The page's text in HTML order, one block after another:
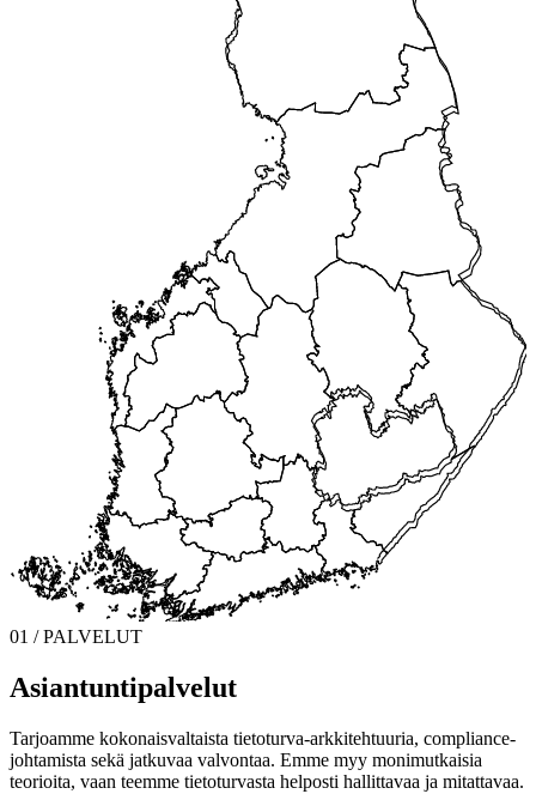
01 / PALVELUT
Asiantuntipalvelut
Tarjoamme kokonaisvaltaista tietoturva-arkkitehtuuria, compliance-
johtamista sekä jatkuvaa valvontaa. Emme myy monimutkaisia
teorioita, vaan teemme tietoturvasta helposti hallittavaa ja mitattavaa.